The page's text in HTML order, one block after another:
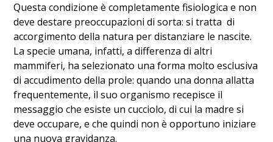
Questa condizione è completamente fisiologica e non
deve destare preoccupazioni di sorta: si tratta di
accorgimento della natura per distanziare le nascite.
La specie umana, infatti, a differenza di altri
mammiferi, ha selezionato una forma molto esclusiva
di accudimento della prole: quando una donna allatta
frequentemente, il suo organismo recepisce il
messaggio che esiste un cucciolo, di cui la madre si
deve occupare, e che quindi non è opportuno iniziare
una nuova gravidanza.